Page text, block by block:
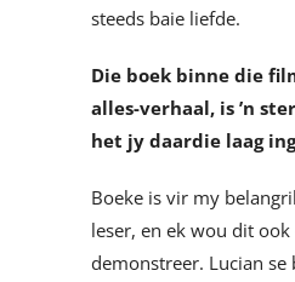
steeds baie liefde.
Die boek binne die
alles-verhaal, is ’n
het jy daardie laag
Boeke is vir my
leser, en ek wou dit
demonstreer. Lucian